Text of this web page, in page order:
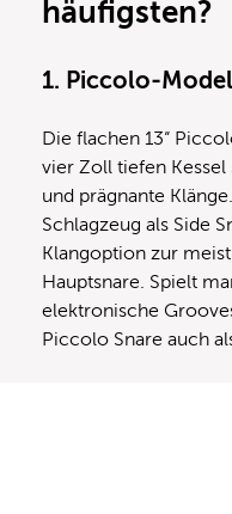
häufigsten?
1. Piccolo-
Die flachen 13“
vier Zoll tiefen
und prägnante
Schlagzeug als Side
Klangoption zur
Hauptsnare. Spielt
elektronische
Piccolo Snare auch